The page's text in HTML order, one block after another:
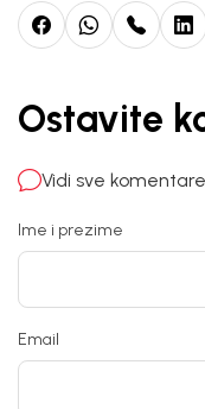
Ostavite
Vidi sve
Ime i prezime
Email